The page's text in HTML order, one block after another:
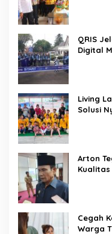
QRIS
Digital
Living
Solusi
Arton
Kualitas
Cegah
Warga